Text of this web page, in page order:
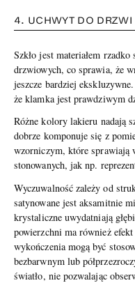
4. UCHWYT DO
Szkło jest materiałem
drzwiowych, co sprawia, że
jeszcze bardziej
że klamka jest prawdziwym
Różne kolory lakieru nadają
dobrze komponuje się z
wzorniczym, które sprawiają
stonowanych, jak np.
Wyczuwalność zależy od
satynowane jest aksamitnie
krystaliczne uwydatniają
powierzchni ma również
wykończenia mogą być
bezbarwnym lub
światło, nie pozwalając